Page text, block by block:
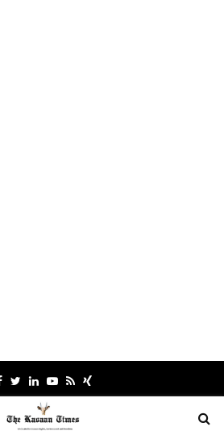
Facebook
TwitterLinkedinYoutube
RssXing